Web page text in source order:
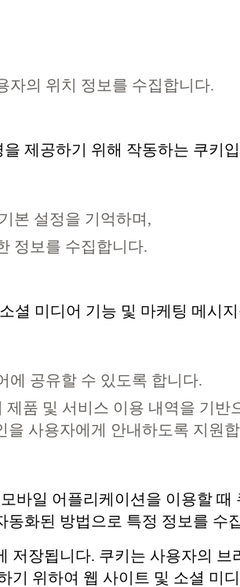
자의 위치 정보를 수집합니다.
제공하기 위해 작동하는 쿠키
본 설정을 기억하며,
정보를 수집합니다.
셜 미디어 기능 및 마케팅 메시
에 공유할 수 있도록 합니다.
제품 및 서비스 이용 내역을 기
을 사용자에게 안내하도록 지원
바일 어플리케이션을 이용할 때
화된 방법으로 특정 정보를 수
저장됩니다. 쿠키는 사용자의
기 위하여 웹 사이트 및 소셜 미